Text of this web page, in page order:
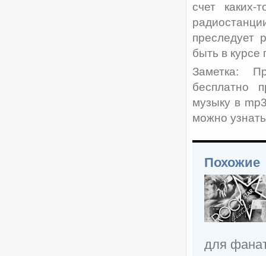
счет
преследует
быть в курсе
Заметка:
бесплатно
музыку в
можно
Похожие
для